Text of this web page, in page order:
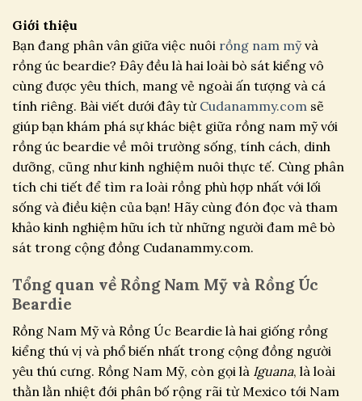
Giới thiệu
Bạn đang phân vân giữa việc nuôi rồng nam mỹvà
rồng úc beardie? Đây đều là hai loài bò sát kiểng vô
cùng được yêu thích, mang vẻ ngoài ấn tượng và cá
tính riêng. Bài viết dưới đây từ Cudanammy.com sẽ
giúp bạn khám phá sự khác biệt giữa rồng nam mỹ với
rồng úc beardie về môi trường sống, tính cách, dinh
dưỡng, cũng như kinh nghiệm nuôi thực tế. Cùng phân
tích chi tiết để tìm ra loài rồng phù hợp nhất với lối
sống và điều kiện của bạn! Hãy cùng đón đọc và tham
khảo kinh nghiệm hữu ích từ những người đam mê bò
sát trong cộng đồng Cudanammy.com.
Tổng quan về Rồng Nam Mỹ và Rồng Úc
Beardie
Rồng Nam Mỹ và Rồng Úc Beardie là hai giống rồng
kiểng thú vị và phổ biến nhất trong cộng đồng người
yêu thú cưng. Rồng Nam Mỹ, còn gọi là Iguana, là loài
thằn lằn nhiệt đới phân bố rộng rãi từ Mexico tới Nam